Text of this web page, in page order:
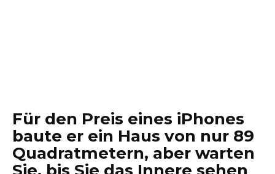
Für den Preis eines iPhones
baute er ein Haus von nur 89
Quadratmetern, aber warten